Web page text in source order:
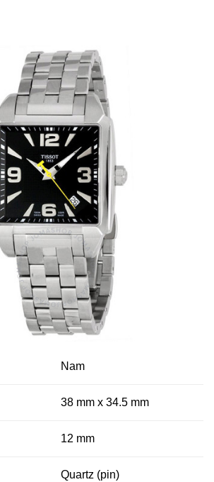
Nam
38 mm x 34.5 mm
12 mm
Quartz (pin)